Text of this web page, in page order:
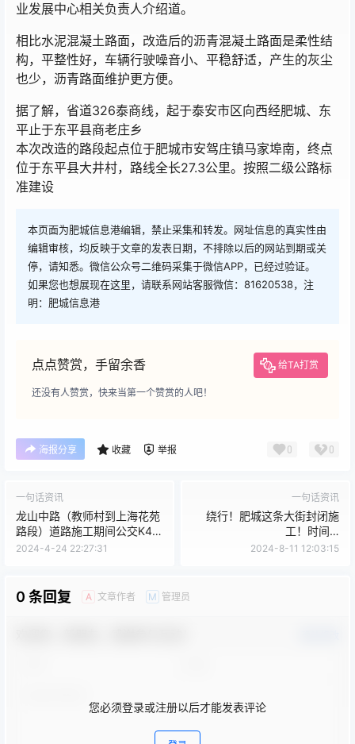
业发展中心相关负责人介绍道。
相比水泥混凝土路面，改造后的沥青混凝土路面是柔性结
构，平整性好，车辆行驶噪音小、平稳舒适，产生的灰尘
也少，沥青路面维护更方便。
据了解，省道326泰商线，起于泰安市区向西经肥城、东
平止于东平县商老庄乡
本次改造的路段起点位于肥城市安驾庄镇马家埠南，终点
位于东平县大井村，路线全长27.3公里。按照二级公路标
准建设
本页面为肥城信息港编辑，禁止采集和转发。网址信息的真实性由
编辑审核，均反映于文章的发表日期，不排除以后的网站到期或关
停，请知悉。微信公众号二维码采集于微信APP，已经过验证。
如果您也想展现在这里，请联系网站客服微信：81620538，注
明：肥城信息港
点点赞赏，手留余香 给TA打赏
还没有人赞赏，快来当第一个赞赏的人吧！
海报分享 收藏 举报 0 0
一句话资讯
龙山中路（教师村到上海花苑
路段）道路施工期间公交K4
路、K12路临时绕行的通知
2024-4-24 22:27:31
一句话资讯
绕行！肥城这条大街封闭施
工！时间…
2024-8-11 12:03:15
0 条回复 A 文章作者 M 管理员
您必须登录或注册以后才能发表评论